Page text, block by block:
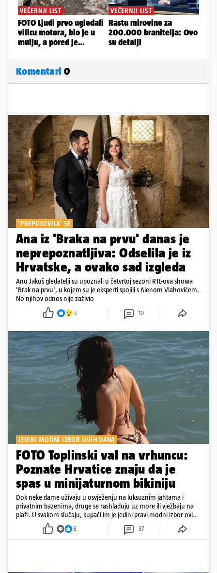
Komentari 0
'PREPOLOVILA' SE
Ana iz 'Braka na prvu' danas je
neprepoznatljiva: Odselila je iz
Hrvatske, a ovako sad izgleda
Anu Jakuš gledatelji su upoznali u četvrtoj sezoni RTL-ova showa
'Brak na prvu', u kojem su je eksperti spojili s Alenom Vlahovićem.
No njihov odnos nije zaživio
3 10
JEDINI MODNI IZBOR OVIH DANA
FOTO Toplinski val na vrhuncu:
Poznate Hrvatice znaju da je
spas u minijaturnom bikiniju
Dok neke dame uživaju u osvježenju na luksuznim jahtama i
privatnim bazenima, druge se rashlađuju uz more ili vježbaju na
plaži. U svakom slučaju, kupaći im je jedini pravi modni izbor ovih
8 37